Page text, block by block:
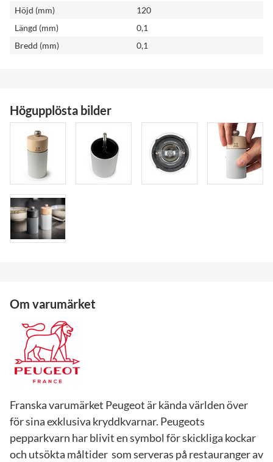
Höjd (mm)
120
Längd (mm)
0,1
Bredd (mm)
0,1
Högupplösta bilder
Om varumärket
Franska varumärket Peugeot är kända världen över
för sina exklusiva kryddkvarnar. Peugeots
pepparkvarn har blivit en symbol för skickliga kockar
och utsökta måltider som serveras på restauranger av